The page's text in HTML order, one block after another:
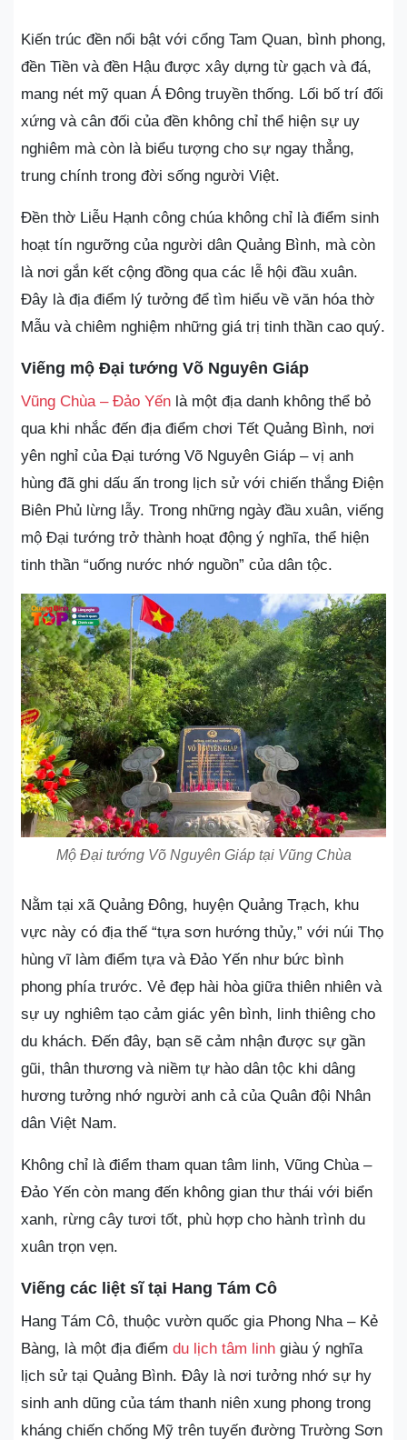
Kiến trúc đền nổi bật với cổng Tam Quan, bình phong,
đền Tiền và đền Hậu được xây dựng từ gạch và đá,
mang nét mỹ quan Á Đông truyền thống. Lối bố trí đối
xứng và cân đối của đền không chỉ thể hiện sự uy
nghiêm mà còn là biểu tượng cho sự ngay thẳng,
trung chính trong đời sống người Việt.
Đền thờ Liễu Hạnh công chúa không chỉ là điểm sinh
hoạt tín ngưỡng của người dân Quảng Bình, mà còn
là nơi gắn kết cộng đồng qua các lễ hội đầu xuân.
Đây là địa điểm lý tưởng để tìm hiểu về văn hóa thờ
Mẫu và chiêm nghiệm những giá trị tinh thần cao quý.
Viếng mộ Đại tướng Võ Nguyên Giáp
Vũng Chùa – Đảo Yến là một địa danh không thể bỏ
qua khi nhắc đến địa điểm chơi Tết Quảng Bình, nơi
yên nghỉ của Đại tướng Võ Nguyên Giáp – vị anh
hùng đã ghi dấu ấn trong lịch sử với chiến thắng Điện
Biên Phủ lừng lẫy. Trong những ngày đầu xuân, viếng
mộ Đại tướng trở thành hoạt động ý nghĩa, thể hiện
tinh thần “uống nước nhớ nguồn” của dân tộc.
Mộ Đại tướng Võ Nguyên Giáp tại Vũng Chùa
Nằm tại xã Quảng Đông, huyện Quảng Trạch, khu
vực này có địa thế “tựa sơn hướng thủy,” với núi Thọ
hùng vĩ làm điểm tựa và Đảo Yến như bức bình
phong phía trước. Vẻ đẹp hài hòa giữa thiên nhiên và
sự uy nghiêm tạo cảm giác yên bình, linh thiêng cho
du khách. Đến đây, bạn sẽ cảm nhận được sự gần
gũi, thân thương và niềm tự hào dân tộc khi dâng
hương tưởng nhớ người anh cả của Quân đội Nhân
dân Việt Nam.
Không chỉ là điểm tham quan tâm linh, Vũng Chùa –
Đảo Yến còn mang đến không gian thư thái với biển
xanh, rừng cây tươi tốt, phù hợp cho hành trình du
xuân trọn vẹn.
Viếng các liệt sĩ tại Hang Tám Cô
Hang Tám Cô, thuộc vườn quốc gia Phong Nha – Kẻ
Bàng, là một địa điểm du lịch tâm linh giàu ý nghĩa
lịch sử tại Quảng Bình. Đây là nơi tưởng nhớ sự hy
sinh anh dũng của tám thanh niên xung phong trong
kháng chiến chống Mỹ trên tuyến đường Trường Sơn